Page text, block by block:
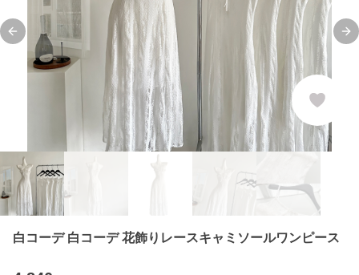
Previous slide
白コーデ 白コーデ 花飾りレースキャミソールワンピース